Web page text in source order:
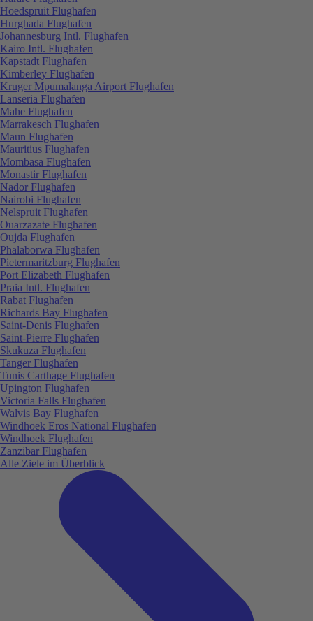
Hoedspruit Flughafen
Hurghada Flughafen
Johannesburg Intl. Flughafen
Kairo Intl. Flughafen
Kapstadt Flughafen
Kimberley Flughafen
Kruger Mpumalanga Airport Flughafen
Lanseria Flughafen
Mahe Flughafen
Marrakesch Flughafen
Maun Flughafen
Mauritius Flughafen
Mombasa Flughafen
Monastir Flughafen
Nador Flughafen
Nairobi Flughafen
Nelspruit Flughafen
Ouarzazate Flughafen
Oujda Flughafen
Phalaborwa Flughafen
Pietermaritzburg Flughafen
Port Elizabeth Flughafen
Praia Intl. Flughafen
Rabat Flughafen
Richards Bay Flughafen
Saint-Denis Flughafen
Saint-Pierre Flughafen
Skukuza Flughafen
Tanger Flughafen
Tunis Carthage Flughafen
Upington Flughafen
Victoria Falls Flughafen
Walvis Bay Flughafen
Windhoek Eros National Flughafen
Windhoek Flughafen
Zanzibar Flughafen
Alle Ziele im Überblick